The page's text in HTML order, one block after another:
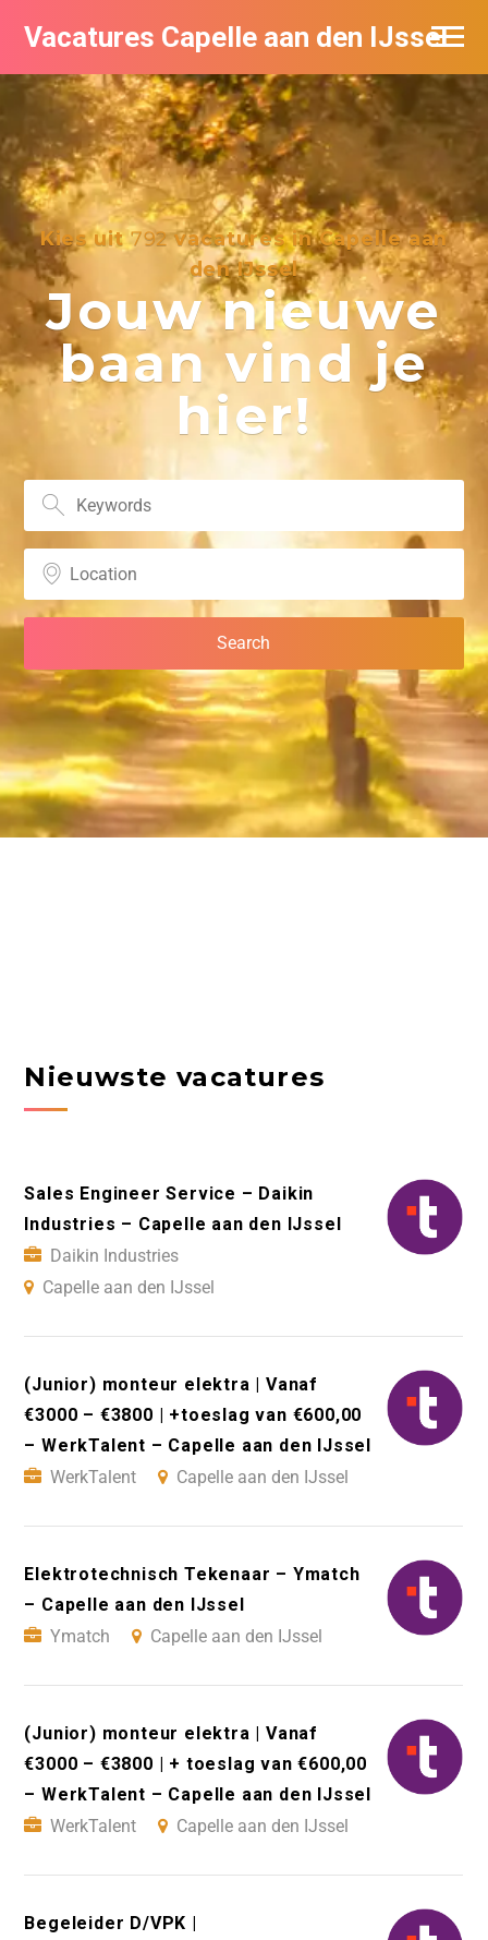
Vacatures Capelle aan den IJssel
Kies uit792vacatures in Capelle aan
den IJssel
Jouw nieuwe
baan vind je
hier!
Nieuwste vacatures
Sales Engineer Service – Daikin
Industries – Capelle aan den IJssel
Daikin Industries
Capelle aan den IJssel
(Junior) monteur elektra | Vanaf
€3000 – €3800 | +toeslag van €600,00
– WerkTalent – Capelle aan den IJssel
WerkTalent
Capelle aan den IJssel
Elektrotechnisch Tekenaar – Ymatch
– Capelle aan den IJssel
Ymatch
Capelle aan den IJssel
(Junior) monteur elektra | Vanaf
€3000 – €3800 | + toeslag van €600,00
– WerkTalent – Capelle aan den IJssel
WerkTalent
Capelle aan den IJssel
Begeleider D/VPK |